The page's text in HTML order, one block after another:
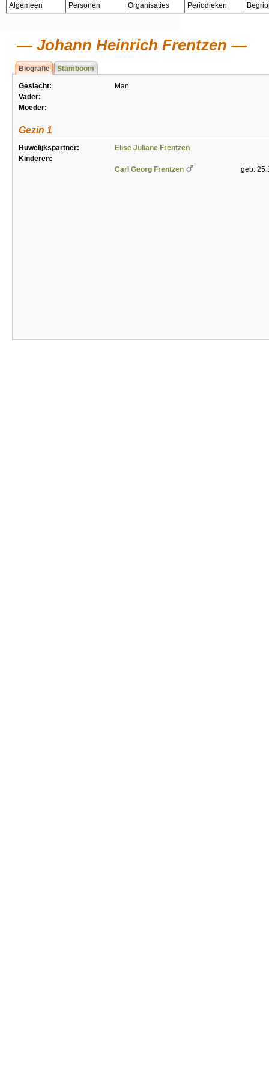
Algemeen Personen Organisaties Periodieken
Johann Heinrich Frentzen
Biografie Stamboom
Geslacht:
Man
Vader:
Moeder:
Gezin 1
Huwelijkspartner:
Elise Juliane Frentzen
Kinderen:
Carl Georg Frentzen
geb. 25